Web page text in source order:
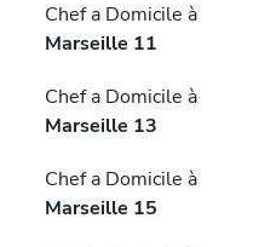
Chef a Domicile à
Marseille 11
Chef a Domicile à
Marseille 13
Chef a Domicile à
Marseille 15